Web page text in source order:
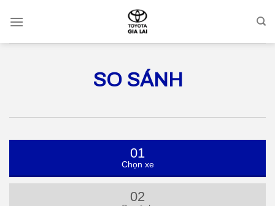
SO SÁNH
01
Chọn xe
02